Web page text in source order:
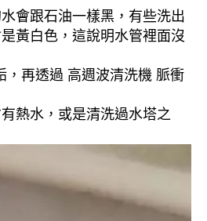
會跟石油一樣黑，有些洗出
黃白色，這說明水管裡面沒
，再透過 高週波清洗機 脈衝
熱水，或是清洗過水塔之